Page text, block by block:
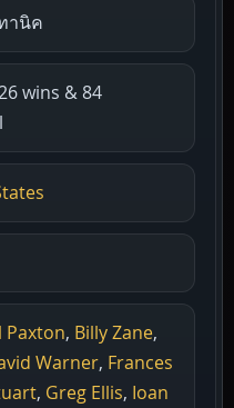
านิค
wins & 84
Paxton, Billy Zane,
Warner, Frances
, Greg Ellis, Ioan